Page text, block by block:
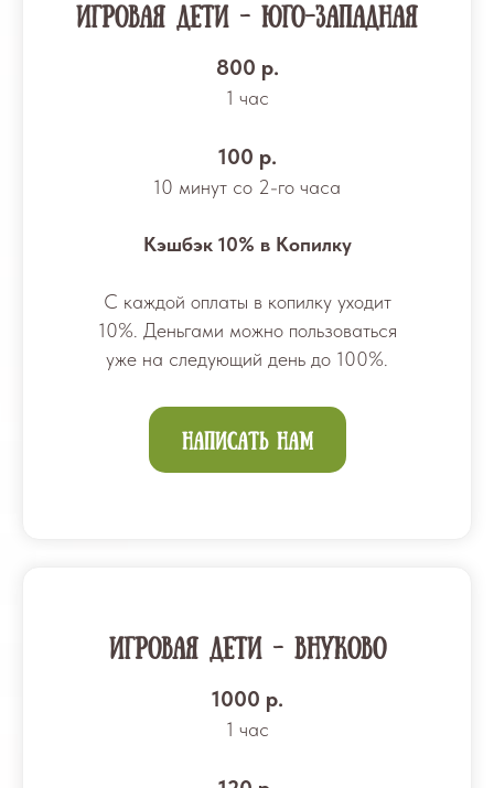
Игровая ДЕТИ - Юго-западная
800 р.
1 час
100 р.
10 минут со 2-го часа
Кэшбэк 10% в Копилку
С каждой оплаты в копилку уходит
10%. Деньгами можно пользоваться
уже на следующий день до 100%.
Написать нам
Игровая ДЕТИ - Внуково
1000 р.
1 час